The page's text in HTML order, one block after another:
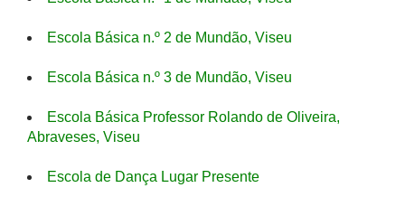
Escola Básica n.º 2 de Mundão, Viseu
Escola Básica n.º 3 de Mundão, Viseu
Escola Básica Professor Rolando de Oliveira,
Abraveses, Viseu
Escola de Dança Lugar Presente